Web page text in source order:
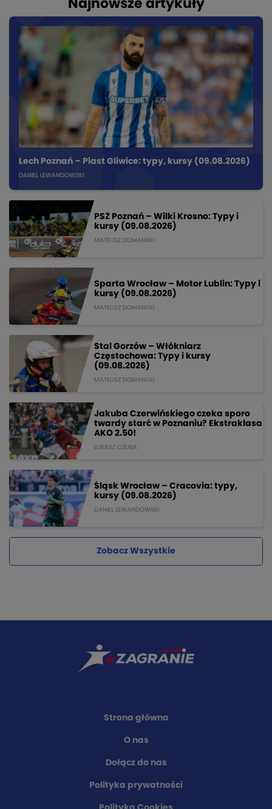
Najnowsze artykuły
Lech Poznań – Piast Gliwice: typy, kursy (09.08.2026)
DANIEL LEWANDOWSKI
PSŻ Poznań – Wilki Krosno: Typy i
kursy (09.08.2026)
MATEUSZ DOMANSKI
Sparta Wrocław – Motor Lublin: Typy i
kursy (09.08.2026)
MATEUSZ DOMANSKI
Stal Gorzów – Włókniarz
Częstochowa: Typy i kursy
(09.08.2026)
MATEUSZ DOMANSKI
Jakuba Czerwińskiego czeka sporo
twardy starć w Poznaniu? Ekstraklasa
AKO 2.50!
ŁUKASZ CZUBA
Śląsk Wrocław – Cracovia: typy,
kursy (09.08.2026)
DANIEL LEWANDOWSKI
Zobacz Wszystkie
Strona główna
O nas
Dołącz do nas
Polityka prywatności